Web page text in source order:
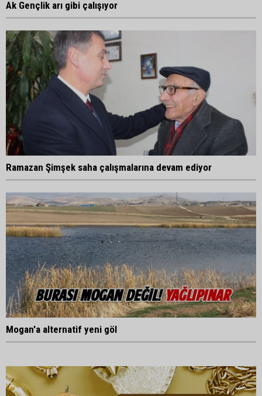
Ak Gençlik arı gibi çalışıyor
Ramazan Şimşek saha çalışmalarına devam ediyor
Mogan'a alternatif yeni göl